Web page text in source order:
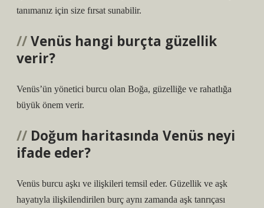
tanımanız için size fırsat sunabilir.
Venüs hangi burçta güzellik
verir?
Venüs’ün yönetici burcu olan Boğa, güzelliğe ve rahatlığa
büyük önem verir.
Doğum haritasında Venüs neyi
ifade eder?
Venüs burcu aşkı ve ilişkileri temsil eder. Güzellik ve aşk
hayatıyla ilişkilendirilen burç aynı zamanda aşk tanrıçası